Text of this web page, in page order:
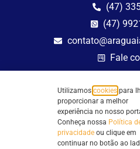
(47)
(47)
Fale
Site
Utilizamos cookies para
proporcionar a melhor
experiência no nosso
Conheça nossa Política
privacidade ou clique em
continuar no botão ao